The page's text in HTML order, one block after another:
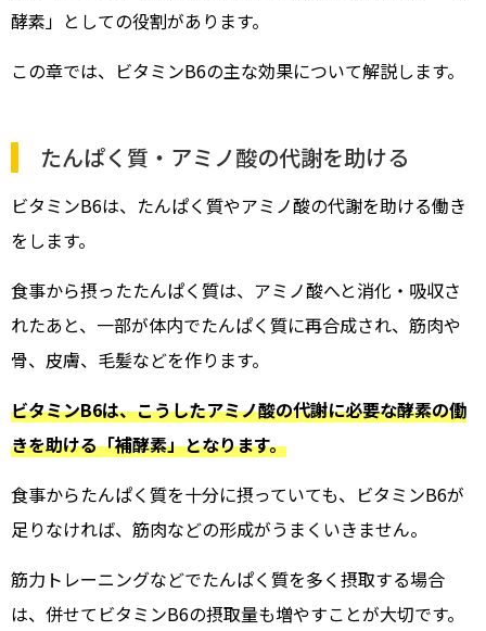
酵素」としての役割があります。
この章では、ビタミンB6の主な効果について解説します。
たんぱく質・アミノ酸の代謝を助ける
ビタミンB6は、たんぱく質やアミノ酸の代謝を助ける働き
をします。
食事から摂ったたんぱく質は、アミノ酸へと消化・吸収さ
れたあと、一部が体内でたんぱく質に再合成され、筋肉や
骨、皮膚、毛髪などを作ります。
ビタミンB6は、こうしたアミノ酸の代謝に必要な酵素の働
きを助ける「補酵素」となります。
食事からたんぱく質を十分に摂っていても、ビタミンB6が
足りなければ、筋肉などの形成がうまくいきません。
筋力トレーニングなどでたんぱく質を多く摂取する場合
は、併せてビタミンB6の摂取量も増やすことが大切です。